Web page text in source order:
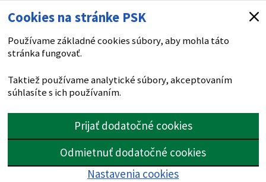
Cookies na stránke PSK
Používame základné cookies súbory, aby mohla táto
stránka fungovať.
Taktiež používame analytické súbory, akceptovaním
súhlasíte s ich používaním.
Prijať dodatočné cookies
Odmietnuť dodatočné cookies
Nastavenia cookies